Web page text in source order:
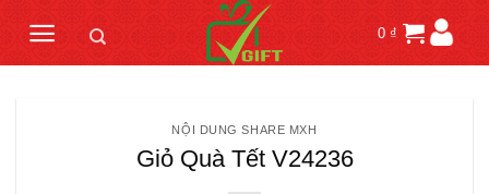
content
0 ₫
NỘI DUNG SHARE MXH
Giỏ Quà Tết V24236